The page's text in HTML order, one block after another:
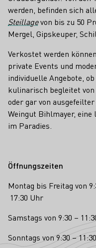
werden, befinden sich
Steillagevon bis zu 50
Mergel, Gipskeuper,
Verkostet werden
private Events und
individuelle Angebote,
kulinarisch begleitet von
oder gar von
Weingut Bihlmayer,
im Paradies.
Öffnungszeiten
Montag bis Freitag von
17:30 Uhr
Samstags von 9:30 –
Sonntags von 9:30 –